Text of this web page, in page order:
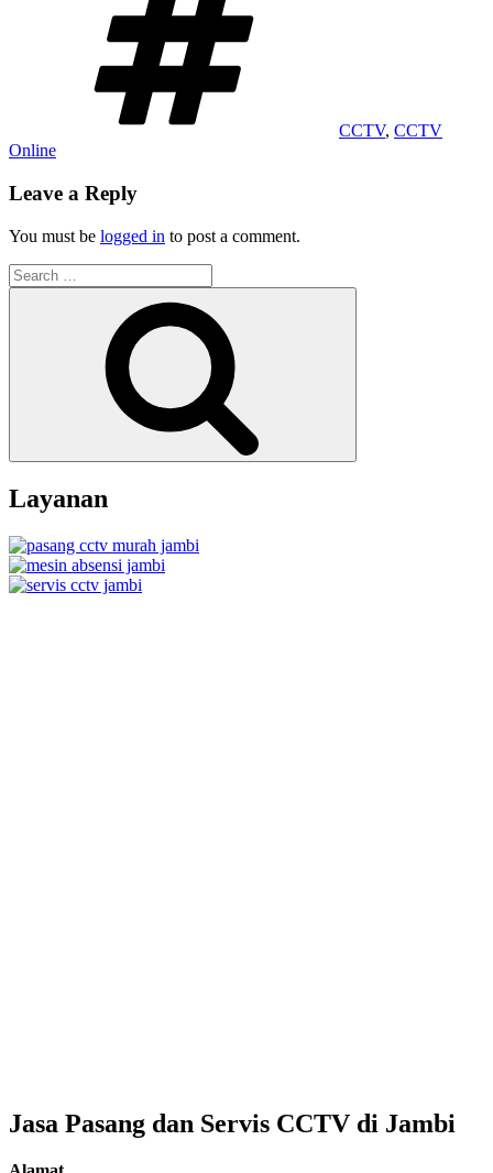
CCTV, CCTV
Online
Leave a Reply
You must be logged in to post a comment.
Search
for:
Layanan
Jasa Pasang dan Servis CCTV di Jambi